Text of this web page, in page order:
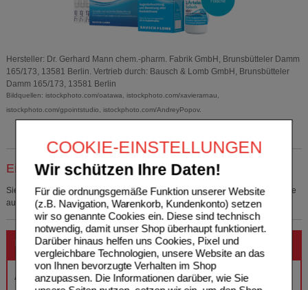
COOKIE-EINSTELLUNGEN
Wir schützen Ihre Daten!
Für die ordnungsgemäße Funktion unserer Website
(z.B. Navigation, Warenkorb, Kundenkonto) setzen
wir so genannte Cookies ein. Diese sind technisch
notwendig, damit unser Shop überhaupt funktioniert.
Darüber hinaus helfen uns Cookies, Pixel und
vergleichbare Technologien, unsere Website an das
von Ihnen bevorzugte Verhalten im Shop
anzupassen. Die Informationen darüber, wie Sie
Hersteller: Dr. Gerhard Mann chem.-pharm. Fabrik GmbH, Brunsbütteler Damm
165/173, 13581 Berlin. Vertrieb durch: Bausch & Lomb GmbH, Brunsbütteler
Damm 165/173, 13581 Berlin
Bildquellen: istockphoto.com/oatawa, istockphoto.com/xavierarnau,
istockphoto.com/gpointstudio, istockphoto.com/AndreyPopov.
Einkaufsliste auswählen
Sie müssen sich anmelden um den ausgewählten Artikel in eine Einkaufsliste
aufzunehmen.
Unser Apotheker empfiehlt:
ARTELAC Complete MDO Augentropfen